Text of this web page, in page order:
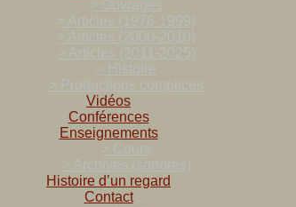
> Ouvrages
> Articles (1976-1999)
> Articles (2000-2010)
> Articles (2011-2025)
> Histoire
> Productions complices
Vidéos
Conférences
Enseignements
> Cours
> Archives (sonores)
Histoire d’un regard
Contact